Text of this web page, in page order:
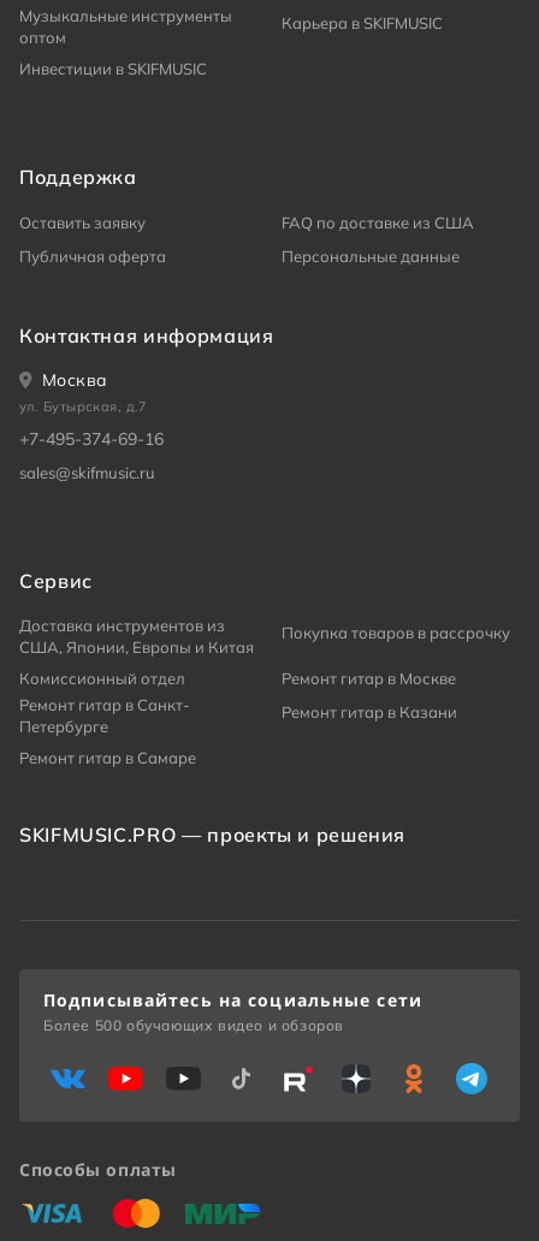
Музыкальные инструменты
оптом
Карьера в SKIFMUSIC
Инвестиции в SKIFMUSIC
Поддержка
Оставить заявку
FAQ по доставке из США
Публичная оферта
Персональные данные
Контактная информация
Москва
ул. Бутырская, д.7
+7-495-374-69-16
sales@skifmusic.ru
Сервис
Доставка инструментов из
США, Японии, Европы и Китая
Покупка товаров в рассрочку
Комиссионный отдел
Ремонт гитар в Москве
Ремонт гитар в Санкт-
Петербурге
Ремонт гитар в Казани
Ремонт гитар в Самаре
SKIFMUSIC.PRO — проекты и решения
Способы оплаты
«Виза» «Мастеркард»
«Мир»
Подписывайтесь на социальные сети
Более 500 обучающих видео и обзоров